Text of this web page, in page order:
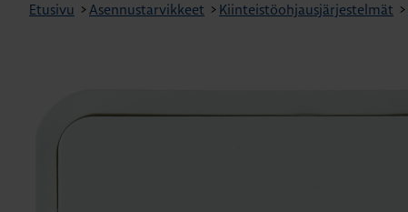
Etusivu >Asennustarvikkeet > Kiinteistöohjausjärjestelmät >